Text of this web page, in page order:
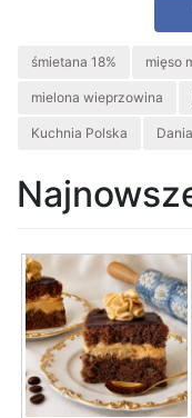
śmietana 18% mięso
mielona wieprzowina
Kuchnia Polska